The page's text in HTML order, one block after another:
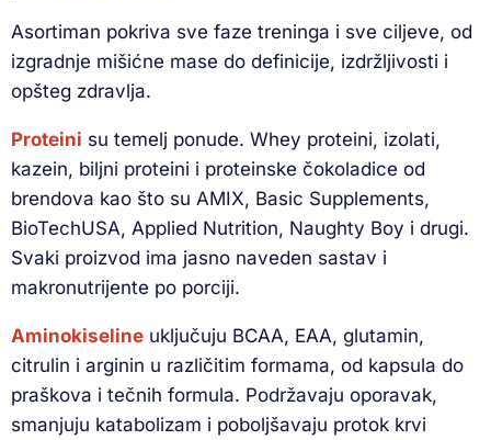
Asortiman pokriva sve faze treninga i sve ciljeve, od
izgradnje mišićne mase do definicije, izdržljivosti i
opšteg zdravlja.
Proteini su temelj ponude. Whey proteini, izolati,
kazein, biljni proteini i proteinske čokoladice od
brendova kao što su AMIX, Basic Supplements,
BioTechUSA, Applied Nutrition, Naughty Boy i drugi.
Svaki proizvod ima jasno naveden sastav i
makronutrijente po porciji.
Aminokiseline uključuju BCAA, EAA, glutamin,
citrulin i arginin u različitim formama, od kapsula do
praškova i tečnih formula. Podržavaju oporavak,
smanjuju katabolizam i poboljšavaju protok krvi